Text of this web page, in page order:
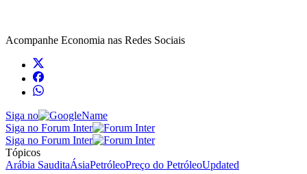
Acompanhe Economia nas Redes Sociais
Siga no
Siga no Forum Inter
Siga no Forum Inter
Tópicos
Arábia SauditaÁsiaPetróleoPreço do PetróleoUpdated